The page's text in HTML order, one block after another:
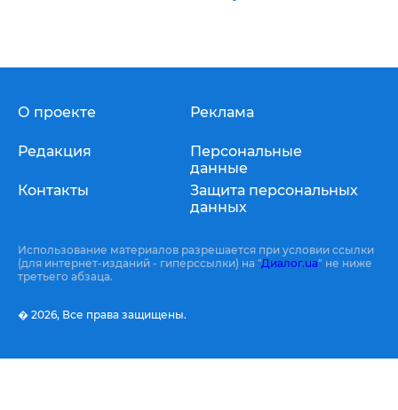
О проекте
Редакция
Контакты
Реклама
Персональные
данные
Защита персональных
данных
Использование материалов разрешается при условии ссылки
(для интернет-изданий - гиперссылки) на "Диалог.ua" не ниже
третьего абзаца.
� 2026, Все права защищены.